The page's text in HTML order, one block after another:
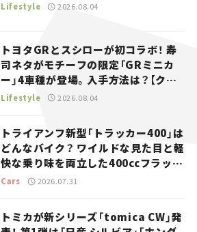
Lifestyle 2026.08.04
トヨタGRとスシローが初コラボ！ 寿
司ネタがモチーフの限定「GRミニカ
ー」4車種が登場。入手方法は？【クル
マとホビー】
Lifestyle 2026.08.04
トライアンフ新型「トラッカー400」は
どんなバイク？ ワイルドな見た目と軽
快な乗り味を両立した400ccフラット
トラッカー【試乗レビュー】
Cars 2026.07.31
トミカが新シリーズ「tomica CW」発